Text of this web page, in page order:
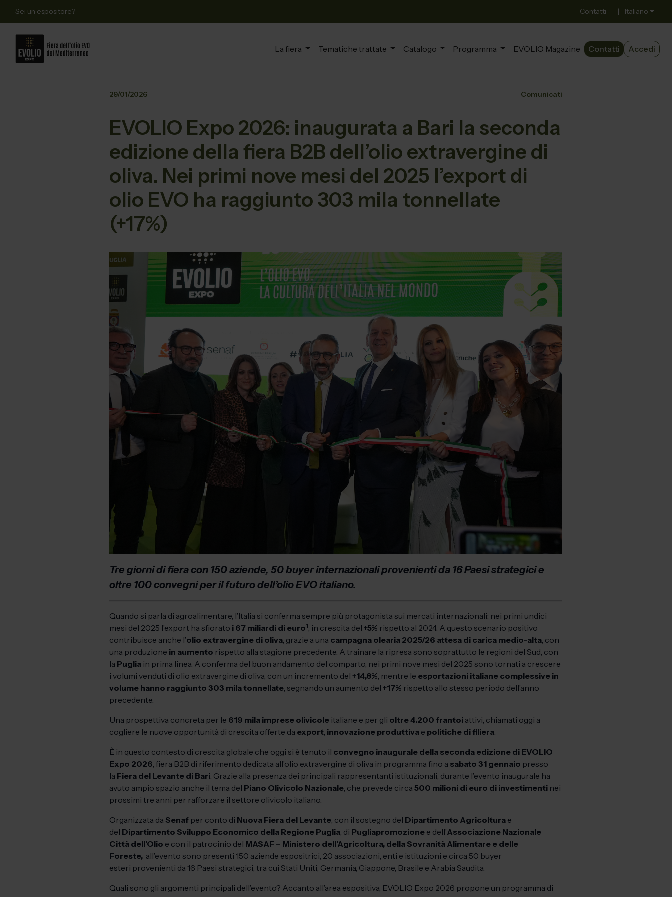
Sei un espositore? Contatti | Italiano
La fiera Tematiche trattate Catalogo Programma EVOLIO Magazine Contatti Accedi
29/01/2026 Comunicati
EVOLIO Expo 2026: inaugurata a Bari la seconda
edizione della fiera B2B dell’olio extravergine di
oliva. Nei primi nove mesi del 2025 l’export di
olio EVO ha raggiunto 303 mila tonnellate
(+17%)
Tre giorni di fiera con 150 aziende, 50 buyer internazionali provenienti da 16 Paesi strategici e
oltre 100 convegni per il futuro dell’olio EVO italiano.
Quando si parla di agroalimentare, l’Italia si conferma sempre più protagonista sui mercati internazionali: nei primi undici
mesi del 2025 l’export ha sfiorato i 67 miliardi di euro1, in crescita del +5% rispetto al 2024. A questo scenario positivo
contribuisce anche l’olio extravergine di oliva, grazie a una campagna olearia 2025/26 attesa di carica medio-alta, con
una produzione in aumento rispetto alla stagione precedente. A trainare la ripresa sono soprattutto le regioni del Sud, con
la Puglia in prima linea. A conferma del buon andamento del comparto, nei primi nove mesi del 2025 sono tornati a crescere
i volumi venduti di olio extravergine di oliva, con un incremento del +14,8%, mentre le esportazioni italiane complessive in
volume hanno raggiunto 303 mila tonnellate, segnando un aumento del +17% rispetto allo stesso periodo dell’anno
precedente.
Una prospettiva concreta per le 619 mila imprese olivicole italiane e per gli oltre 4.200 frantoi attivi, chiamati oggi a
cogliere le nuove opportunità di crescita offerte da export, innovazione produttiva e politiche di filiera.
È in questo contesto di crescita globale che oggi si è tenuto il convegno inaugurale della seconda edizione di EVOLIO
Expo 2026, fiera B2B di riferimento dedicata all’olio extravergine di oliva in programma fino a sabato 31 gennaio presso
la Fiera del Levante di Bari. Grazie alla presenza dei principali rappresentanti istituzionali, durante l’evento inaugurale ha
avuto ampio spazio anche il tema del Piano Olivicolo Nazionale, che prevede circa 500 milioni di euro di investimenti nei
prossimi tre anni per rafforzare il settore olivicolo italiano.
Organizzata da Senaf per conto di Nuova Fiera del Levante, con il sostegno del Dipartimento Agricoltura e
del Dipartimento Sviluppo Economico della Regione Puglia, di Pugliapromozione e dell’Associazione Nazionale
Città dell’Olio e con il patrocinio del MASAF – Ministero dell’Agricoltura, della Sovranità Alimentare e delle
Foreste, all’evento sono presenti 150 aziende espositrici, 20 associazioni, enti e istituzioni e circa 50 buyer
esteri provenienti da 16 Paesi strategici, tra cui Stati Uniti, Germania, Giappone, Brasile e Arabia Saudita.
Quali sono gli argomenti principali dell’evento? Accanto all’area espositiva, EVOLIO Expo 2026 propone un programma di